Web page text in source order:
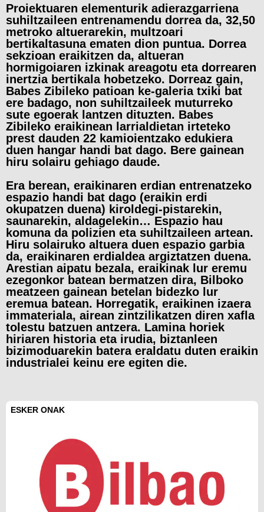
Proiektuaren elementurik adierazgarriena
suhiltzaileen entrenamendu dorrea da, 32,50
metroko altuerarekin, multzoari
bertikaltasuna ematen dion puntua. Dorrea
sekzioan eraikitzen da, altueran
hormigoiaren izkinak areagotu eta dorrearen
inertzia bertikala hobetzeko. Dorreaz gain,
Babes Zibileko patioan ke-galeria txiki bat
ere badago, non suhiltzaileek muturreko
sute egoerak lantzen dituzten. Babes
Zibileko eraikinean larrialdietan irteteko
prest dauden 22 kamioientzako edukiera
duen hangar handi bat dago. Bere gainean
hiru solairu gehiago daude.
Era berean, eraikinaren erdian entrenatzeko
espazio handi bat dago (eraikin erdi
okupatzen duena) kiroldegi-pistarekin,
saunarekin, aldagelekin… Espazio hau
komuna da polizien eta suhiltzaileen artean.
Hiru solairuko altuera duen espazio garbia
da, eraikinaren erdialdea argiztatzen duena.
Arestian aipatu bezala, eraikinak lur eremu
ezegonkor batean bermatzen dira, Bilboko
meatzeen gainean betelan bidezko lur
eremua batean. Horregatik, eraikinen izaera
immateriala, airean zintzilikatzen diren xafla
tolestu batzuen antzera. Lamina horiek
hiriaren historia eta irudia, biztanleen
bizimoduarekin batera eraldatu duten eraikin
industrialei keinu ere egiten die.
ESKER ONAK